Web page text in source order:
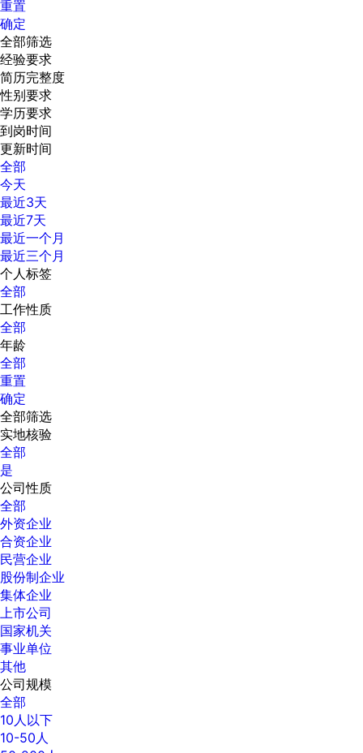
重置
确定
全部筛选
经验要求
简历完整度
性别要求
学历要求
到岗时间
更新时间
全部
今天
最近3天
最近7天
最近一个月
最近三个月
个人标签
全部
工作性质
全部
年龄
全部
重置
确定
全部筛选
实地核验
全部
是
公司性质
全部
外资企业
合资企业
民营企业
股份制企业
集体企业
上市公司
国家机关
事业单位
其他
公司规模
全部
10人以下
10-50人